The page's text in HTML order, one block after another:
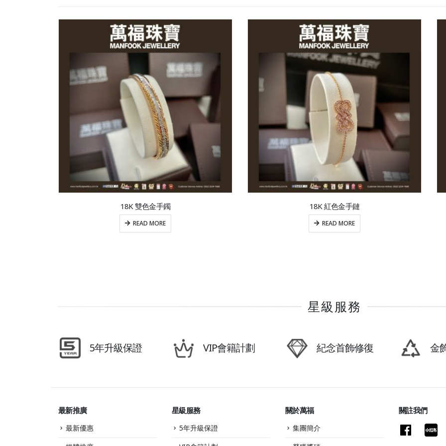
18K 雙色金手鐲
READ MORE
18K 紅色金手鏈
READ MORE
星級服務
5年升級保證 VIP會籍計劃 紀念首飾修復 金
最新推廣
最新優惠
星級服務
5年升級保證
關於萬福
集團簡介
關註我們